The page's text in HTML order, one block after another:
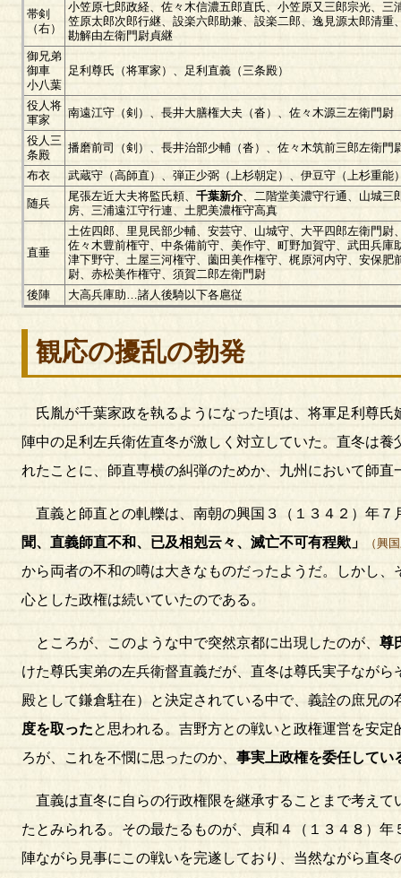
帯剣
（右）
小笠原七郎政経、佐々木信濃五郎直氏、小笠原又三郎宗光、
笠原太郎次郎行継、設楽六郎助兼、設楽二郎、逸見源太郎清
勘解由左衛門尉貞継
御兄弟
御車
小八葉
足利尊氏（将軍家）、足利直義（三条殿）
役人将
軍家
南遠江守（剣）、長井大膳権大夫（沓）、佐々木源三左衛門尉
役人三
条殿
播磨前司（剣）、長井治部少輔（沓）、佐々木筑前三郎左衛門
布衣 武蔵守（高師直）、弾正少弼（上杉朝定）、伊豆守（上杉重
随兵
尾張左近大夫将監氏頼、 千葉新介 、二階堂美濃守行通、山城
房、三浦遠江守行連、土肥美濃権守高真
直垂
土佐四郎、里見民部少輔、安芸守、山城守、大平四郎左衛門
佐々木豊前権守、中条備前守、美作守、町野加賀守、武田兵
津下野守、土屋三河権守、薗田美作権守、梶原河内守、安保
尉、赤松美作権守、須賀二郎左衛門尉
後陣
大高兵庫助…諸人後騎以下各扈従
観応の擾乱の勃発
氏胤が千葉家政を執るようになった頃は、将軍足利尊
陣中の足利左兵衛佐直冬が激しく対立していた。直冬は
れたことに、師直専横の糾弾のためか、九州において師直
直義と師直との軋轢は、南朝の興国３（１３４２）年
聞、直義師直不和、已及相剋云々、滅亡不可有程歟」
（興
から両者の不和の噂は大きなものだったようだ。しかし
心とした政権は続いていたのである。
ところが、このような中で突然京都に出現したのが、 尊
けた尊氏実弟の左兵衛督直義だが、直冬は尊氏実子なが
殿として鎌倉駐在）と決定されている中で、義詮の庶兄
度を取ったと思われる。吉野方との戦いと政権運営を安定
ろが、これを不憫に思ったのか、 事実上政権を委任してい
直義は直冬に自らの行政権限を継承することまで考え
たとみられる。その最たるものが、貞和４（１３４８）年
陣ながら見事にこの戦いを完遂しており、当然ながら直